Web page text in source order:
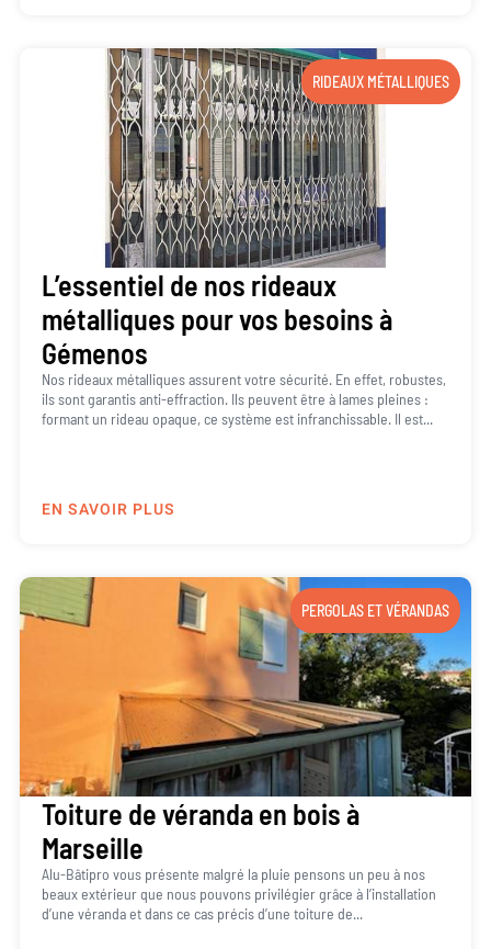
RIDEAUX MÉTALLIQUES
L’essentiel de nos rideaux
métalliques pour vos besoins à
Gémenos
Nos rideaux métalliques assurent votre sécurité. En effet, robustes,
ils sont garantis anti-effraction. Ils peuvent être à lames pleines :
formant un rideau opaque, ce système est infranchissable. Il est...
EN SAVOIR PLUS
PERGOLAS ET VÉRANDAS
Toiture de véranda en bois à
Marseille
Alu-Bâtipro vous présente malgré la pluie pensons un peu à nos
beaux extérieur que nous pouvons privilégier grâce à l’installation
d’une véranda et dans ce cas précis d’une toiture de...